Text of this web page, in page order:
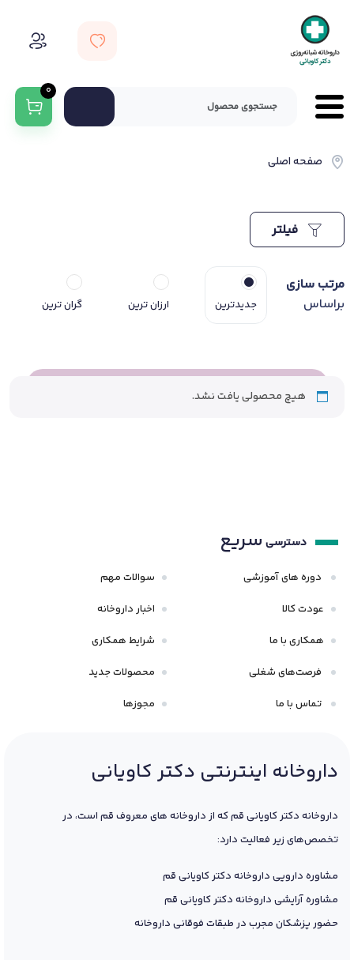
0
صفحه اصلی
مرتب سازی
براساس
جدیدترین ارزان ترین گران ترین
هیچ محصولی یافت نشد.
دسترسی سریع
دوره های آموزشی
عودت کالا
همکاری با ما
فرصت‌های شغلی
تماس با ما
سوالات مهم
اخبار داروخانه
شرایط همکاری
محصولات جدید
مجوزها
داروخانه اینترنتی دکتر کاویانی
داروخانه دکتر کاویانی قم که از داروخانه های معروف قم است، در
تخصص‌های زیر فعالیت دارد:
مشاوره دارویی داروخانه دکتر کاویانی قم
مشاوره آرایشی داروخانه دکتر کاویانی قم
حضور پزشکان مجرب در طبقات فوقانی داروخانه